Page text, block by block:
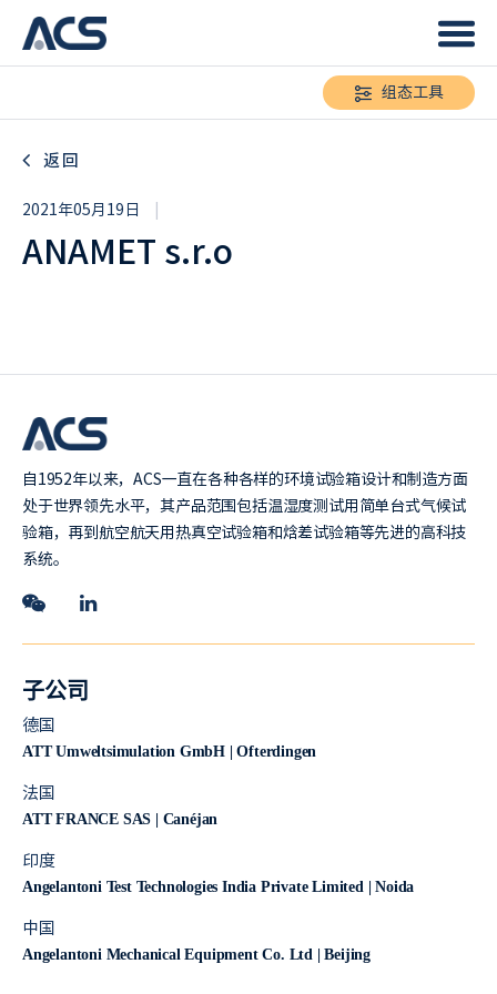
组态工具
返回
2021年05月19日
ANAMET s.r.o
自1952年以来，ACS一直在各种各样的环境试验箱设计和制造方面
处于世界领先水平，其产品范围包括温湿度测试用简单台式气候试
验箱，再到航空航天用热真空试验箱和焓差试验箱等先进的高科技
系统。
子公司
德国
ATT Umweltsimulation GmbH | Ofterdingen
法国
ATT FRANCE SAS | Canéjan
印度
Angelantoni Test Technologies India Private Limited | Noida
中国
Angelantoni Mechanical Equipment Co. Ltd | Beijing